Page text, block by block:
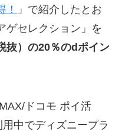
！
」で紹介したとお
ゲセレクション」を
抜）の20％のdポイン
ドコモ ポイ活
中でディズニープラ